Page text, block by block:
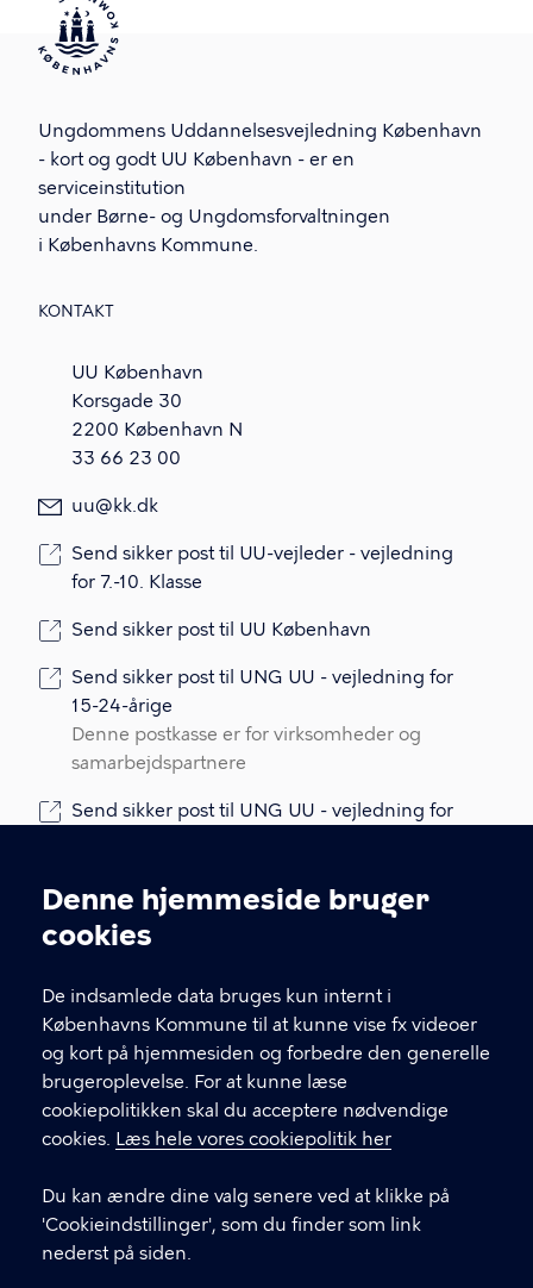
Cookieindstillinger
Denne hjemmeside bruger
cookies
De indsamlede data bruges kun internt i
Københavns Kommune til at kunne vise fx videoer
og kort på hjemmesiden og forbedre den generelle
brugeroplevelse. For at kunne læse
cookiepolitikken skal du acceptere nødvendige
cookies. Læs hele vores cookiepolitik her
Du kan ændre dine valg senere ved at klikke på
'Cookieindstillinger', som du finder som link
nederst på siden.
Ungdommens Uddannelsesvejledning København
- kort og godt UU København - er en
serviceinstitution
under Børne- og Ungdomsforvaltningen
i Københavns Kommune.
KONTAKT
UU København
Korsgade 30
2200 København N
33 66 23 00
uu@kk.dk
Send sikker post til UU-vejleder - vejledning
for 7.-10. Klasse
Send sikker post til UU København
Send sikker post til UNG UU - vejledning for
15-24-årige
Denne postkasse er for virksomheder og
samarbejdspartnere
Send sikker post til UNG UU - vejledning for
pårørende
EAN: 579 800 938 5321; Bruger id POGR
SE: 2248 8015
LINKS
Om os
Centrets åbningstider
e-Vejledning